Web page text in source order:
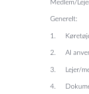
Medlem/
Generelt:
1. Køretøjet
2. Al
3. Lejer/
4.